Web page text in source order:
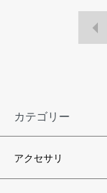
カテゴリー
アクセサリ